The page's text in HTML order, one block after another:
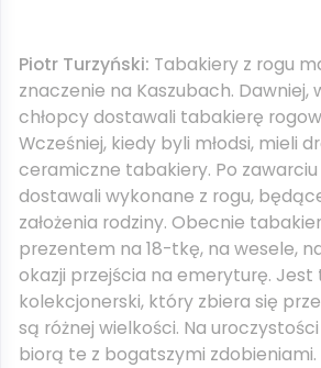
Piotr Turzyński: Tabakiery z rogu
znaczenie na Kaszubach. Dawniej,
chłopcy dostawali tabakierę
Wcześniej, kiedy byli młodsi, mieli
ceramiczne tabakiery. Po zawarciu
dostawali wykonane z rogu,
założenia rodziny. Obecnie
prezentem na 18-tkę, na wesele,
okazji przejścia na emeryturę.
kolekcjonerski, który zbiera się
są różnej wielkości. Na
biorą te z bogatszymi zdobieniami.